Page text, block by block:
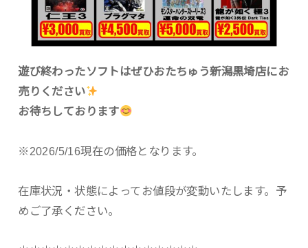
遊び終わったソフトはぜひおたちゅう新潟黒埼店にお
売りください
お待ちしております
※2026/5/16現在の価格となります。
在庫状況・状態によってお値段が変動いたします。予
めご了承ください。